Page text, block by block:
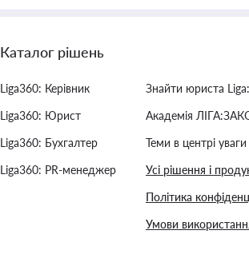
Каталог рішень
Liga360: Керівник
Liga360: Юрист
Liga360: Бухгалтер
Liga360: PR-менеджер
Знайти юриста
Академія
Теми в центрі уваги
Усі рішення і
Політика
Умови